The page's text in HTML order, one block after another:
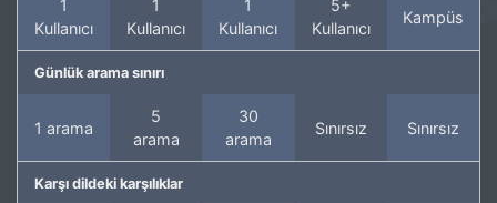
1
Kullanıcı
1
Kullanıcı
1
Kullanıcı
5+
Kullanıcı
Kampüs
Günlük arama sınırı
1 arama
5
arama
30
arama
Sınırsız Sınırsız
Karşı dildeki karşılıklar